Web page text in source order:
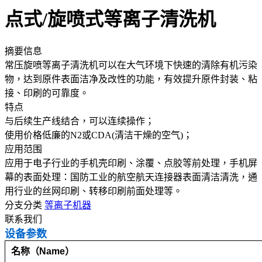
点式/旋喷式等离子清洗机
摘要信息
常压旋喷等离子清洗机可以在大气环境下快速的清除有机污染
物，达到原件表面洁净及改性的功能，有效提升原件封装、粘
接、印刷的可靠度。
特点
与后续生产线结合，可以连续操作；
使用价格低廉的N2或CDA(清洁干燥的空气)；
应用范围
应用于电子行业的手机壳印刷、涂覆、点胶等前处理，手机屏
幕的表面处理：国防工业的航空航天连接器表面清洁清洗，通
用行业的丝网印刷、转移印刷前面处理等。
分支分类 等离子机器
联系我们
设备参数
名称（Name）